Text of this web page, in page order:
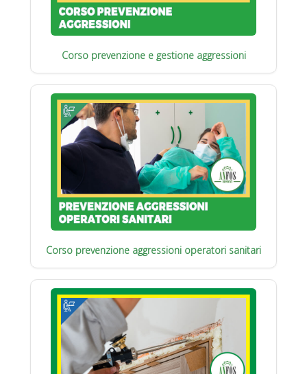
Corso prevenzione e gestione aggressioni
Corso prevenzione aggressioni operatori sanitari